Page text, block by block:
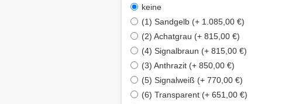
keine
(1) Sandgelb (+ 1.085,00 €)
(2) Achatgrau (+ 815,00 €)
(4) Signalbraun (+ 815,00 €)
(3) Anthrazit (+ 850,00 €)
(5) Signalweiß (+ 770,00 €)
(6) Transparent (+ 651,00 €)